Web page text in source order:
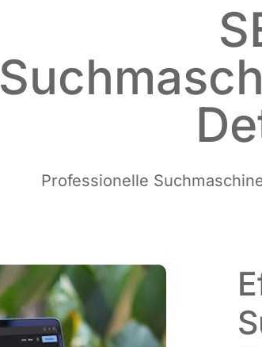
Pro­fes­sio­nel­le